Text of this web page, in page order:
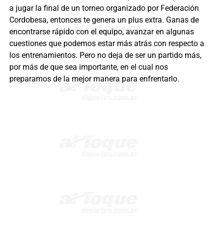
a jugar la final de un torneo organizado por Federación
Cordobesa, entonces te genera un plus extra. Ganas de
encontrarse rápido con el equipo, avanzar en algunas
cuestiones que podemos estar más atrás con respecto a
los entrenamientos. Pero no deja de ser un partido más,
por más de que sea importante, en el cual nos
preparamos de la mejor manera para enfrentarlo.